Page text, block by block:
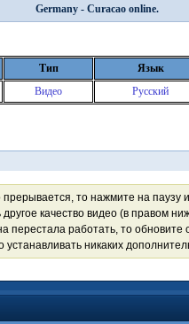
Germany - Curacao online.
Тип
Язык
Видео Русский
то нажмите на паузу
качество видео (в правом
перестала работать, то обновите
никаких